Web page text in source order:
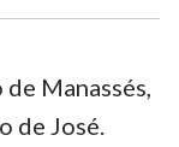
Manassés,
de José.